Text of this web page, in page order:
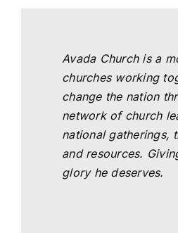
Avada Church is a
churches working
change the nation
network of church
national gatherings,
and resources.
glory he deserves.